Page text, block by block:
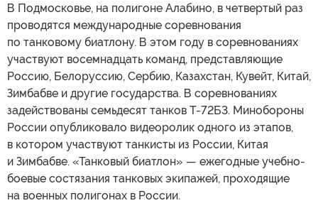
В Подмосковье, на полигоне Алабино, в четвертый раз
проводятся международные соревнования
по танковому биатлону. В этом году в соревнованиях
участвуют восемнадцать команд, представляющие
Россию, Белоруссию, Сербию, Казахстан, Кувейт, Китай,
Зимбабве и другие государства. В соревнованиях
задействованы семьдесят танков Т-72Б3. Минобороны
России опубликовало видеоролик одного из этапов,
в котором участвуют танкисты из России, Китая
и Зимбабве. «Танковый биатлон» — ежегодные учебно-
боевые состязания танковых экипажей, проходящие
на военных полигонах в России.